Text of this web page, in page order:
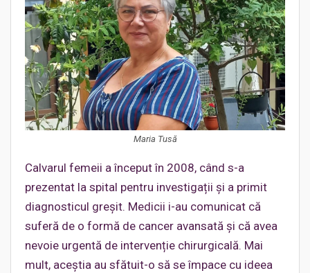
Maria Tusă
Calvarul femeii a început în 2008, când s-a
prezentat la spital pentru investigații și a primit
diagnosticul greșit. Medicii i-au comunicat că
suferă de o formă de cancer avansată și că avea
nevoie urgentă de intervenție chirurgicală. Mai
mult, aceștia au sfătuit-o să se împace cu ideea